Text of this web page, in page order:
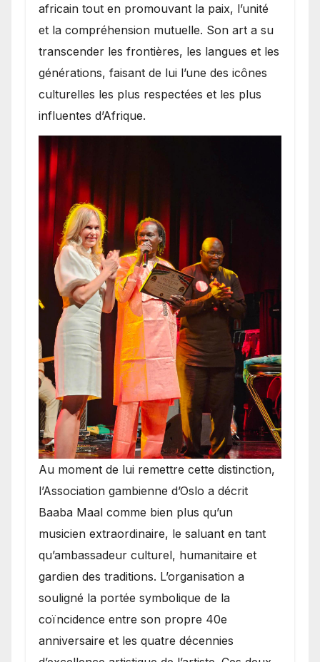
africain tout en promouvant la paix, l’unité
et la compréhension mutuelle. Son art a su
transcender les frontières, les langues et les
générations, faisant de lui l’une des icônes
culturelles les plus respectées et les plus
influentes d’Afrique.
​Au moment de lui remettre cette distinction,
l’Association gambienne d’Oslo a décrit
Baaba Maal comme bien plus qu’un
musicien extraordinaire, le saluant en tant
qu’ambassadeur culturel, humanitaire et
gardien des traditions. L’organisation a
souligné la portée symbolique de la
coïncidence entre son propre 40e
anniversaire et les quatre décennies